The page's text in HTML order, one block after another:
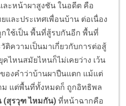
ละหน้าผาสูงชัน ในอดีต คือ
และประเทศเพื่อนบ้าน ต่อเนื่อง
กใช้เป็น พื้นที่สู้รบกันอีก พื้นที่
ติความเป็นมาเกี่ยวกับการต่อสู้
ไหนสมัยไหนก็ไม่เคยว่าง เว้น
ของคำว่าบ้านผาปืนแตก แม้แต่
ม แต่พื้นที่ทั้งหมดก็ ถูกอิทธิพล
(สุรวุฑ ไหมกัน) ที่หน้าฉากคือ